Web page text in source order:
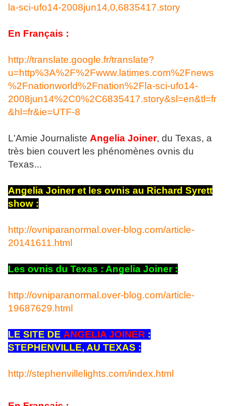
la-sci-ufo14-2008jun14,0,6835417.story
En Français :
http://translate.google.fr/translate?
u=http%3A%2F%2Fwww.latimes.com%2Fnews
%2Fnationworld%2Fnation%2Fla-sci-ufo14-
2008jun14%2C0%2C6835417.story&sl=en&tl=fr
&hl=fr&ie=UTF-8
L'Amie Journaliste Angelia Joiner, du Texas, a
très bien couvert les phénomènes ovnis du
Texas...
Angelia Joiner et les ovnis au Richard Syrett
show :
http://ovniparanormal.over-blog.com/article-
20141611.html
Les ovnis du Texas : Angelia Joiner :
http://ovniparanormal.over-blog.com/article-
19687629.html
LE SITE DE ANGELIA JOINER :
STEPHENVILLE, AU TEXAS :
http://stephenvillelights.com/index.html